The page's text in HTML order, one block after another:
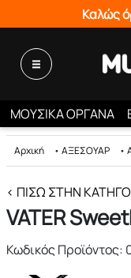
Καλώς
ΜΟΥΣΙΚΑ ΟΡΓΑΝΑ
Αρχική • ΑΞΕΣΟΥΑΡ •
< ΠΊΣΩ ΣΤΗΝ
VATER
Κωδικός Προϊόντος: